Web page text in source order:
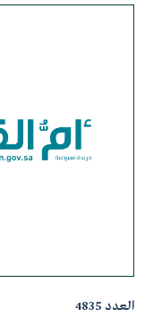
العدد 4835